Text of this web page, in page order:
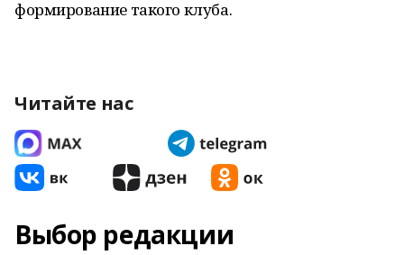
формирование такого клуба.
Читайте нас
Выбор редакции